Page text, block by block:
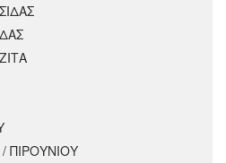
ΠΙΡΟΥΝΙΟΥ